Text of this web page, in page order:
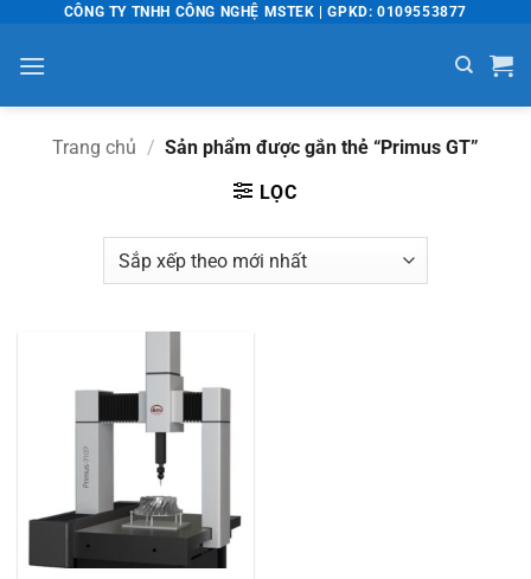
nội
dung
CÔNG TY TNHH CÔNG NGHỆ MSTEK | GPKD: 0109553877
Trang chủ / Sản phẩm được gắn thẻ “Primus GT”
LỌC